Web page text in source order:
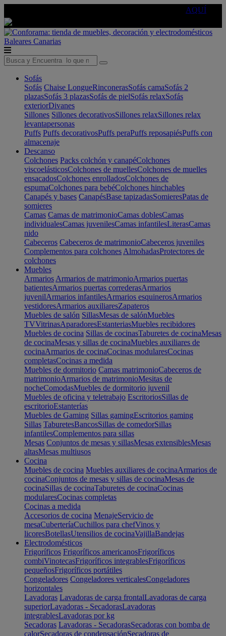
AQUÍ
Baleares Canarias
Sofás
Sofás Chaise LongueRinconerasSofás camaSofás 2
plazasSofás 3 plazasSofás de pielSofás relaxSofás
exteriorDivanes
Sillones Sillones decorativosSillones relaxSillones relax
levantapersonas
Puffs Puffs decorativosPuffs peraPuffs reposapiésPuffs con
almacenaje
Descanso
Colchones Packs colchón y canapéColchones
viscoelásticosColchones de muellesColchones de muelles
ensacadosColchones enrolladosColchones de
espumaColchones para bebéColchones hinchables
Canapés y bases CanapésBase tapizadasSomieresPatas de
somieres
Camas Camas de matrimonioCamas doblesCamas
individualesCamas juvenilesCamas infantilesLiterasCamas
nido
Cabeceros Cabeceros de matrimonioCabeceros juveniles
Complementos para colchones AlmohadasProtectores de
colchones
Muebles
Armarios Armarios de matrimonioArmarios puertas
batientesArmarios puertas correderasArmarios
juvenilArmarios infantilesArmarios esquinerosArmarios
vestidoresArmarios auxiliaresZapateros
Muebles de salón SillasMesas de salónMuebles
TVVitrinasAparadoresEstanteriasMuebles recibidores
Muebles de cocina Sillas de cocinasTaburetes de cocinaMesas
de cocinaMesas y sillas de cocinaMuebles auxiliares de
cocinaArmarios de cocinaCocinas modularesCocinas
completasCocinas a medida
Muebles de dormitorio Camas matrimonioCabeceros de
matrimonioArmarios de matrimonioMesitas de
nocheComodasMuebles de dormitorio juvenil
Muebles de oficina y teletrabajo EscritoriosSillas de
escritorioEstanterías
Muebles de Gaming Sillas gamingEscritorios gaming
Sillas TaburetesBancosSillas de comedorSillas
infantilesComplementos para sillas
Mesas Conjuntos de mesas y sillasMesas extensiblesMesas
altasMesas multiusos
Cocina
Muebles de cocina Muebles auxiliares de cocinaArmarios de
cocinaConjuntos de mesas y sillas de cocinaMesas de
cocinaSillas de cocinaTaburetes de cocinaCocinas
modularesCocinas completas
Cocinas a medida
Accesorios de cocina MenajeServicio de
mesaCuberteríaCuchillos para chefVinos y
licoresBotellasUtensilios de cocinaVajillaBandejas
Electrodomésticos
Frigoríficos Frigoríficos americanosFrigoríficos
combiVinotecasFrigoríficos integrablesFrigoríficos
pequeñosFrigoríficos portátiles
Congeladores Congeladores verticalesCongeladores
horizontales
Lavadoras Lavadoras de carga frontalLavadoras de carga
superiorLavadoras - SecadorasLavadoras
integrablesLavadoras por kg
Secadoras Lavadoras - SecadorasSecadoras con bomba de
calorSecadoras de condensaciónSecadoras de